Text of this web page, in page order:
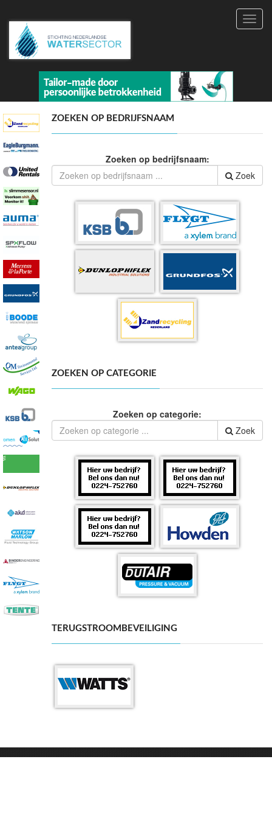
ZOEKEN OP BEDRIJFSNAAM
Zoeken op bedrijfsnaam:
Zoek
ZOEKEN OP CATEGORIE
Zoeken op categorie:
Zoek
TERUGSTROOMBEVEILIGING